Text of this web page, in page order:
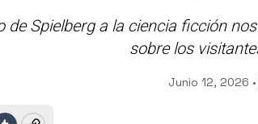
de Spielberg a la ciencia ficción
sobre los
Junio 12, 2026 •